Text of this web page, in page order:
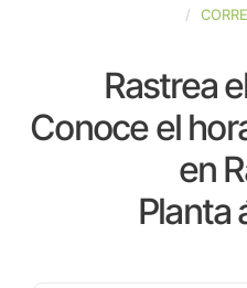
Rastrea
Conoce el
en
Planta